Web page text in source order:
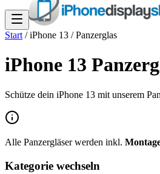
Start /iPhone 13 /Panzerglas
iPhone 13
Schütze dein iPhone 13 mit unserem
Alle Panzergläser werden inkl.
Kategorie wechseln